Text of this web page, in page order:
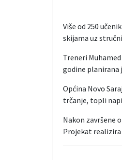
Više od 250
skijama uz
Treneri
godine planirana
Općina Novo
trčanje, topli
Nakon završene
Projekat realizira